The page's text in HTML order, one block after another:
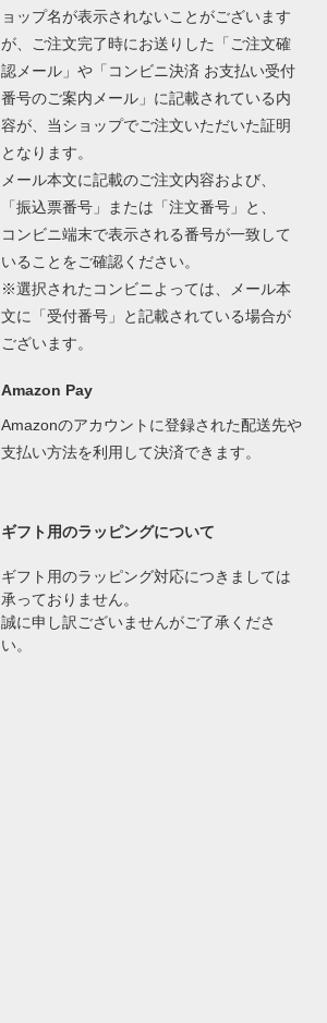
ョップ名が表示されないことがございます
が、ご注文完了時にお送りした「ご注文確
認メール」や「コンビニ決済 お支払い受付
番号のご案内メール」に記載されている内
容が、当ショップでご注文いただいた証明
となります。
メール本文に記載のご注文内容および、
「振込票番号」または「注文番号」と、
コンビニ端末で表示される番号が一致して
いることをご確認ください。
※選択されたコンビニよっては、メール本
文に「受付番号」と記載されている場合が
ございます。
Amazon Pay
Amazonのアカウントに登録された配送先や
支払い方法を利用して決済できます。
ギフト用のラッピングについて
ギフト用のラッピング対応につきましては
承っておりません。
誠に申し訳ございませんがご了承くださ
い。